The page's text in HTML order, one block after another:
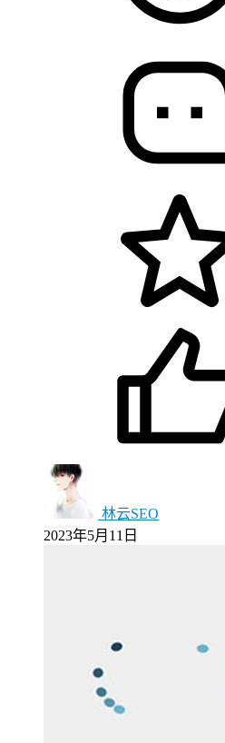
林云SEO
2023年5月11日